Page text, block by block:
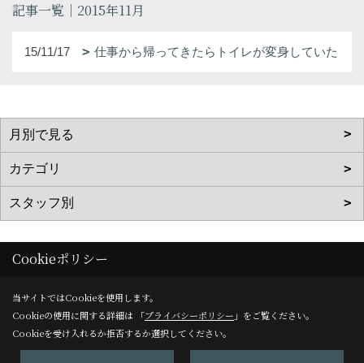
記事一覧｜2015年11月
15/11/17 仕事から帰ってきたらトイレが変身していた
TEL：
0120-125-955/ 075-229-3277
FAX：075-229-3278
Cookieポリシー
当サイトではCookieを使用します。
Cookieの使用に関する詳細は 「プライバシーポリシー 」をご覧ください。
Cookieを受け入れるか拒否するか選択してください。